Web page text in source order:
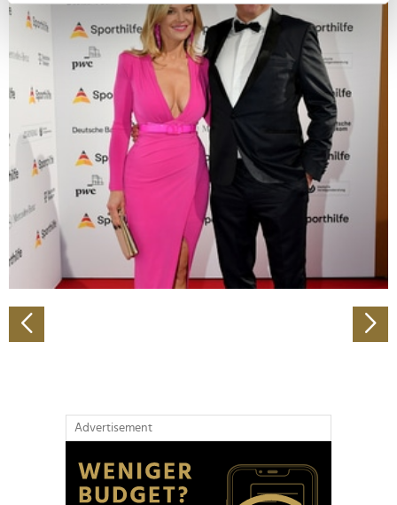
bestimmten Merkmalen (Fingerprinting) identifizieren
Erfahren Sie mehr darüber, wie Ihre persönlichen Daten
verarbeitet werden, und legen Sie Ihre Präferenzen im
Abschnitt Einzelheiten
fest.
Wir verwenden Cookies, um Inhalte und Anzeigen zu
personalisieren, Funktionen für soziale Medien anbieten
zu können und die Zugriffe auf unsere Website zu
analysieren. Außerdem geben wir Informationen zu Ihrer
Verwendung unserer Website an unsere Partner für
soziale Medien, Werbung und Analysen weiter. Unsere
Partner führen diese Informationen möglicherweise mit
weiteren Daten zusammen, die Sie ihnen bereitgestellt
gesammelt haben.
Advertisement